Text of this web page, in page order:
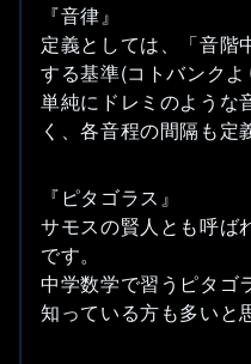
『音律』
定義としては、「音階
する基準(コトバンクよ
単純にドレミのような
く、各音程の間隔も定
『ピタゴラス』
サモスの賢人とも呼ば
です。
中学数学で習うピタゴ
知っている方も多いと